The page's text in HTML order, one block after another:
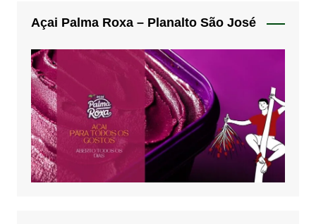
Açai Palma Roxa – Planalto São José